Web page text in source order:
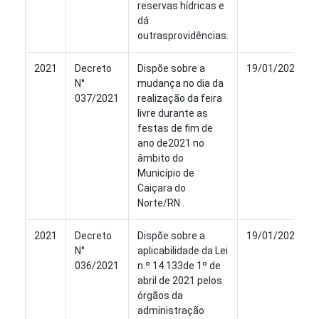
reservas hídricas e
dá
outrasprovidências.
2021
Decreto
N°
037/2021
Dispõe sobre a
mudança no dia da
realização da feira
livre durante as
festas de fim de
ano de2021 no
âmbito do
Município de
Caiçara do
Norte/RN .
19/01/2022
2021
Decreto
N°
036/2021
Dispõe sobre a
aplicabilidade da Lei
n.º 14.133de 1º de
abril de 2021 pelos
órgãos da
administração
19/01/2022